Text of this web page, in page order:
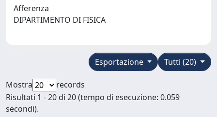
Afferenza
DIPARTIMENTO DI FISICA
Tutti (20)
Esportazione
Mostra
records
Risultati 1 - 20 di 20 (tempo di esecuzione: 0.059
secondi).